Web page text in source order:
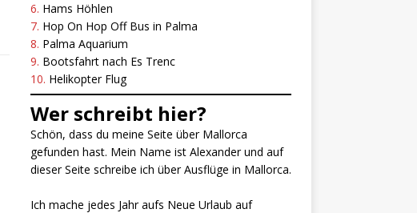
6. Hams Höhlen
7. Hop On Hop Off Bus in Palma
8. Palma Aquarium
9. Bootsfahrt nach Es Trenc
10. Helikopter Flug
Wer schreibt hier?
Schön, dass du meine Seite über Mallorca
gefunden hast. Mein Name ist Alexander und auf
dieser Seite schreibe ich über Ausflüge in Mallorca.
Ich mache jedes Jahr aufs Neue Urlaub auf